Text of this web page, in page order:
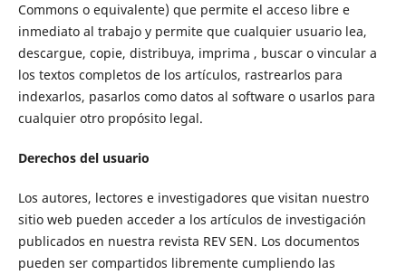
Commons o equivalente) que permite el acceso libre e
inmediato al trabajo y permite que cualquier usuario lea,
descargue, copie, distribuya, imprima , buscar o vincular a
los textos completos de los artículos, rastrearlos para
indexarlos, pasarlos como datos al software o usarlos para
cualquier otro propósito legal.
Derechos del usuario
Los autores, lectores e investigadores que visitan nuestro
sitio web pueden acceder a los artículos de investigación
publicados en nuestra revista REV SEN. Los documentos
pueden ser compartidos libremente cumpliendo las